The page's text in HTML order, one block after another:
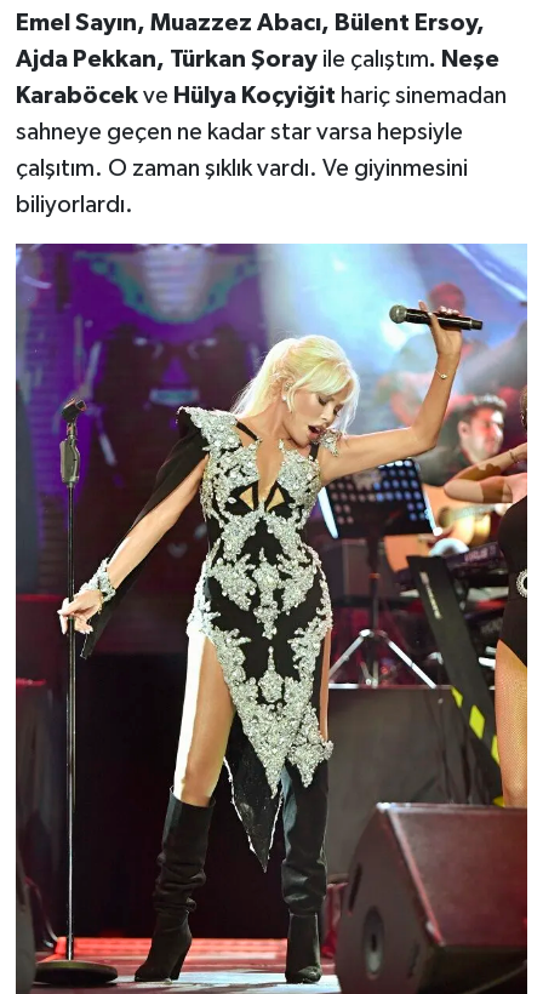
Emel Sayın, Muazzez Abacı, Bülent Ersoy,
Ajda Pekkan, Türkan Şoray ile çalıştım. Neşe
Karaböcek ve Hülya Koçyiğit hariç sinemadan
sahneye geçen ne kadar star varsa hepsiyle
çalşıtım. O zaman şıklık vardı. Ve giyinmesini
biliyorlardı.